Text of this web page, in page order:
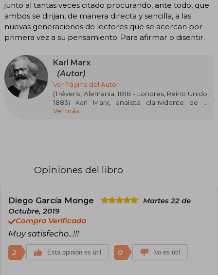
junto al tantas veces citado procurando, ante todo, que
ambos se dirijan, de manera directa y sencilla, a las
nuevas generaciones de lectores que se acercan por
primera vez a su pensamiento. Para afirmar o disentir.
Karl Marx
(Autor)
Ver Página del Autor
(Tréveris, Alemania, 1818 - Londres, Reino Unido,
1883) Karl Marx, analista clarividente de la
evolución social y económica, y defensor de la
cualquier tendencia ideológica. Filósofo,
alcanzado el estatus de referencia universal.
Ver más
Opiniones del libro
Diego García Monge
Martes 22 de
Octubre, 2019
Compra Verificada
Muy satisfecho...!!!
2 Esta opinión es útil 0 No es útil